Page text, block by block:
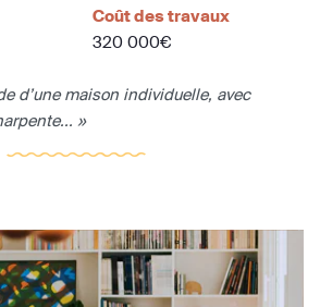
Coût des travaux
320 000€
d’une maison individuelle, avec
»